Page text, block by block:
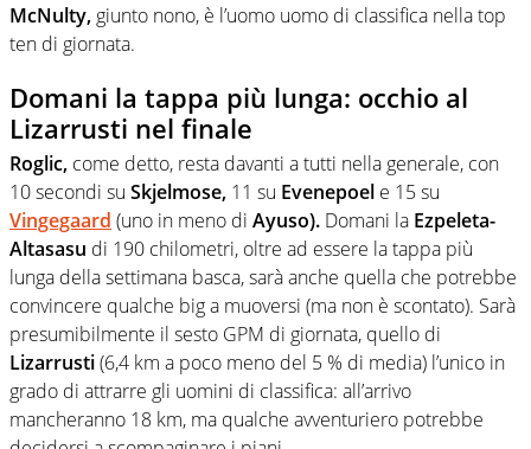
McNulty, giunto nono, è l’uomo uomo di classifica nella top
ten di giornata.
Domani la tappa più lunga: occhio al
Lizarrusti nel finale
Roglic, come detto, resta davanti a tutti nella generale, con
10 secondi su Skjelmose, 11 su Evenepoel e 15 su
Vingegaard (uno in meno di Ayuso). Domani la Ezpeleta-
Altasasu di 190 chilometri, oltre ad essere la tappa più
lunga della settimana basca, sarà anche quella che potrebbe
convincere qualche big a muoversi (ma non è scontato). Sarà
presumibilmente il sesto GPM di giornata, quello di
Lizarrusti(6,4 km a poco meno del 5 % di media) l’unico in
grado di attrarre gli uomini di classifica: all’arrivo
mancheranno 18 km, ma qualche avventuriero potrebbe